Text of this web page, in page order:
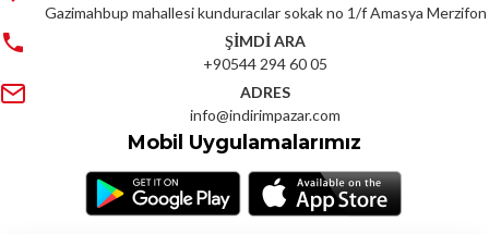
Gazimahbup mahallesi kunduracılar sokak no 1/f Amasya Merzifon
ŞİMDİ ARA
+90544 294 60 05
ADRES
info@indirimpazar.com
Mobil Uygulamalarımız